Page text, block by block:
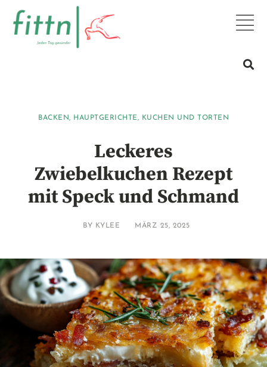
BACKEN, HAUPTGERICHTE, KUCHEN UND TORTEN
Leckeres
Zwiebelkuchen Rezept
mit Speck und Schmand
BY KYLEE MÄRZ 25, 2025